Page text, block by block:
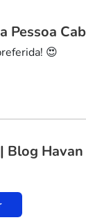
Pessoa
😍
Blog Havan